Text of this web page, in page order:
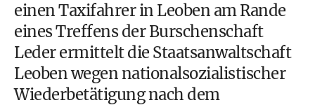
einen Taxifahrer in Leoben am Rande
eines Treffens der Burschenschaft
Leder ermittelt die Staatsanwaltschaft
Leoben wegen nationalsozialistischer
Wiederbetätigung nach dem